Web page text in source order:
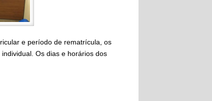
e período de rematrícula, os
Os dias e horários dos